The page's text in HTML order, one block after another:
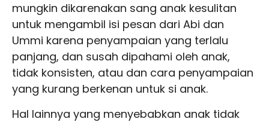
mungkin dikarenakan sang anak kesulitan
untuk mengambil isi pesan dari Abi dan
Ummi karena penyampaian yang terlalu
panjang, dan susah dipahami oleh anak,
tidak konsisten, atau dan cara penyampaian
yang kurang berkenan untuk si anak.
Hal lainnya yang menyebabkan anak tidak